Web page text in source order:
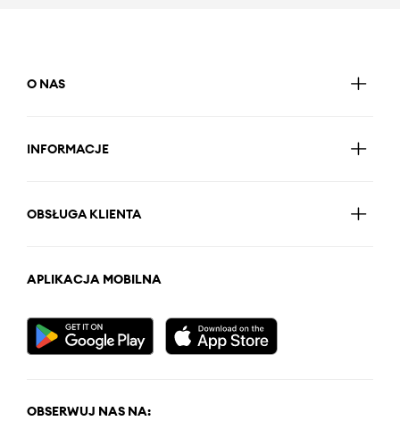
O NAS
INFORMACJE
OBSŁUGA KLIENTA
APLIKACJA MOBILNA
OBSERWUJ NAS NA: